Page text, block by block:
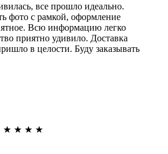
все прошло идеально.
фото с рамкой, оформление
Всю информацию легко
приятно удивило. Доставка
в целости. Буду заказывать
★ ★ ★ ★